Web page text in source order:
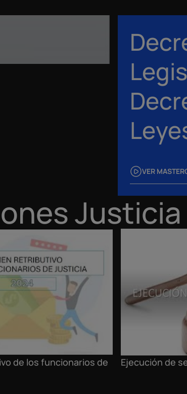
VER
Justicia
de los funcionarios de
Ejecución de